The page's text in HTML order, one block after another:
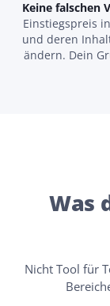
Keine falschen
Einstiegspreis
und deren
ändern. Dein
Was
Nicht Tool für